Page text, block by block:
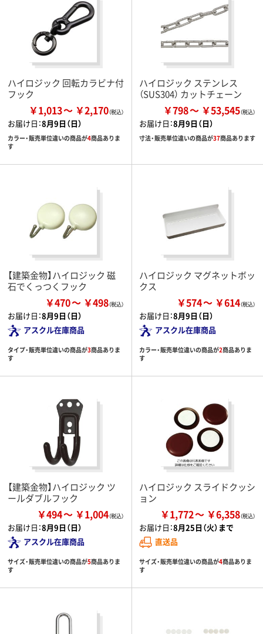
ハイロジック 回転カラビナ付
フック
￥1,013 ￥2,170
お届け日：8月9日（日）
カラー・販売単位違いの商品が4商品ありま
す
ハイロジック ステンレス
（SUS304） カットチェーン
￥798 ￥53,545
お届け日：8月9日（日）
寸法・販売単位違いの商品が37商品あります
【建築金物】ハイロジック 磁
石でくっつくフック
￥470 ￥498
お届け日：8月9日（日）
アスクル在庫商品
タイプ・販売単位違いの商品が3商品ありま
す
ハイロジック マグネットボッ
クス
￥574 ￥614
お届け日：8月9日（日）
アスクル在庫商品
カラー・販売単位違いの商品が2商品ありま
す
【建築金物】ハイロジック ツ
ールダブルフック
￥494 ￥1,004
お届け日：8月9日（日）
アスクル在庫商品
サイズ・販売単位違いの商品が5商品ありま
す
ハイロジック スライドクッシ
ョン
￥1,772 ￥6,358
お届け日：8月25日（火）まで
直送品
サイズ・販売単位違いの商品が4商品ありま
す